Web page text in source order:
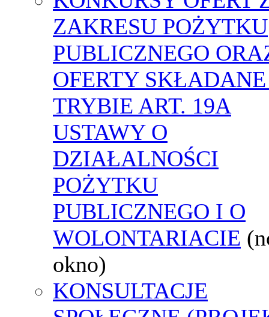
ZAKRESU POŻYTKU
PUBLICZNEGO
OFERTY
TRYBIE ART. 19A
USTAWY O
DZIAŁALNOŚCI
POŻYTKU
PUBLICZNEGO I O
WOLONTARIACIE
okno)
KONSULTACJE